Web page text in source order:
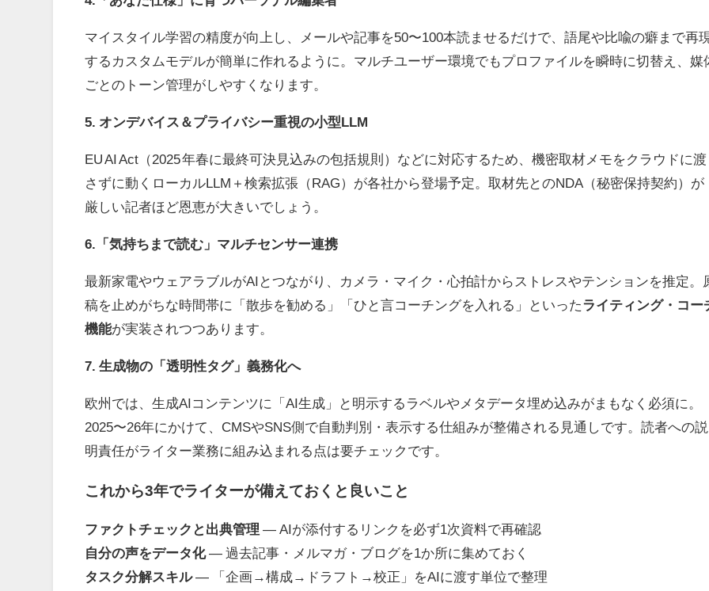
マイスタイル学習の精度が向上し、メールや記事を50〜100本読ませるだけで、語尾や比喩の癖まで再
するカスタムモデルが簡単に作れるように。マルチユーザー環境でもプロファイルを瞬時に切替え、媒
ごとのトーン管理がしやすくなります。
5. オンデバイス＆プライバシー重視の小型 LLM
EU AI Act（2025年春に最終可決見込みの包括規則）などに対応するため、機密取材メモをクラウドに渡
さずに動くローカルLLM ＋検索拡張（ RAG）が各社から登場予定。取材先とのNDA （秘密保持契約）が
厳しい記者ほど恩恵が大きいでしょう。
6.「気持ちまで読む」マルチセンサー連携
最新家電やウェアラブルがAI とつながり、カメラ・マイク・心拍計からストレスやテンションを推定。
稿を止めがちな時間帯に「散歩を勧める」「ひと言コーチングを入れる」といったライティング・コー
機能が実装されつつあります。
7. 生成物の「透明性タグ」義務化へ
欧州では、生成AI コンテンツに「AI生成」と明示するラベルやメタデータ埋め込みがまもなく必須に。
2025〜26年にかけて、 CMSやSNS側で自動判別・表示する仕組みが整備される見通しです。読者への説
明責任がライター業務に組み込まれる点は要チェックです。
これから3年でライターが備えておくと良いこと
ファクトチェックと出典管理 ― AIが添付するリンクを必ず1次資料で再確認
自分の声をデータ化― 過去記事・メルマガ・ブログを1か所に集めておく
タスク分解スキル― 「企画→構成→ ドラフト →校正」をAIに渡す単位で整理